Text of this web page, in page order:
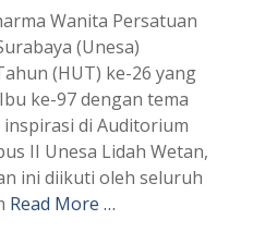
Wanita Persatuan
(Unesa)
(HUT) ke-26 yang
ke-97 dengan tema
di Auditorium
II Unesa Lidah Wetan,
ini diikuti oleh seluruh
Read More …